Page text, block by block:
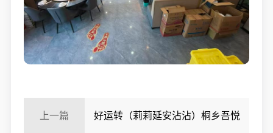
上一篇 好运转（莉莉延安沾沾）桐乡吾悦